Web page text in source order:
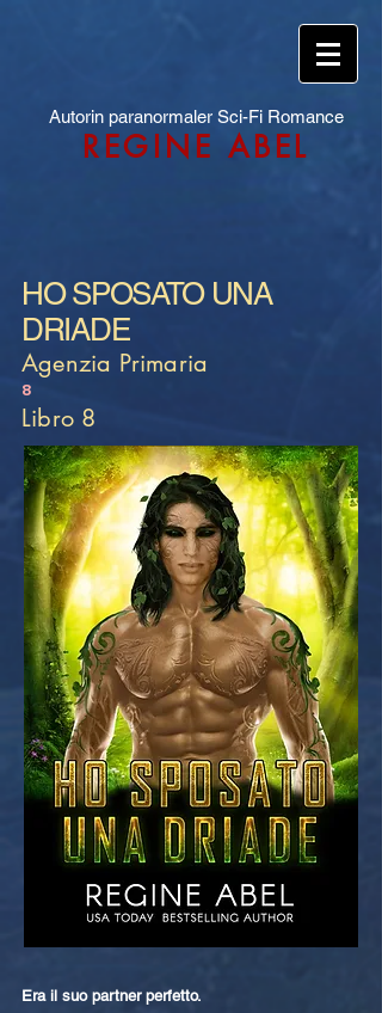
Autorin paranormaler Sci-Fi Romance
REGINE ABEL
HO SPOSATO UNA
DRIADE
Agenzia Primaria
8
Libro 8
Era il suo partner perfetto.